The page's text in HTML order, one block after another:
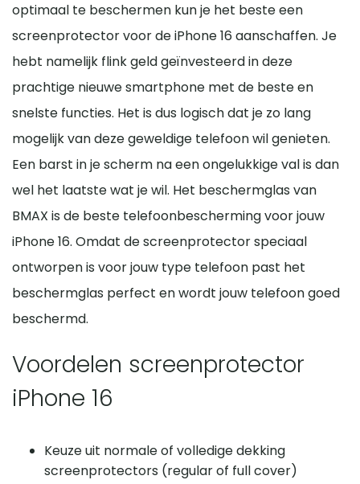
optimaal te beschermen kun je het beste een
screenprotector voor de iPhone 16 aanschaffen. Je
hebt namelijk flink geld geïnvesteerd in deze
prachtige nieuwe smartphone met de beste en
snelste functies. Het is dus logisch dat je zo lang
mogelijk van deze geweldige telefoon wil genieten.
Een barst in je scherm na een ongelukkige val is dan
wel het laatste wat je wil. Het beschermglas van
BMAX is de beste telefoonbescherming voor jouw
iPhone 16. Omdat de screenprotector speciaal
ontworpen is voor jouw type telefoon past het
beschermglas perfect en wordt jouw telefoon goed
beschermd.
Voordelen screenprotector
iPhone 16
Keuze uit normale of volledige dekking
screenprotectors (regular of full cover)